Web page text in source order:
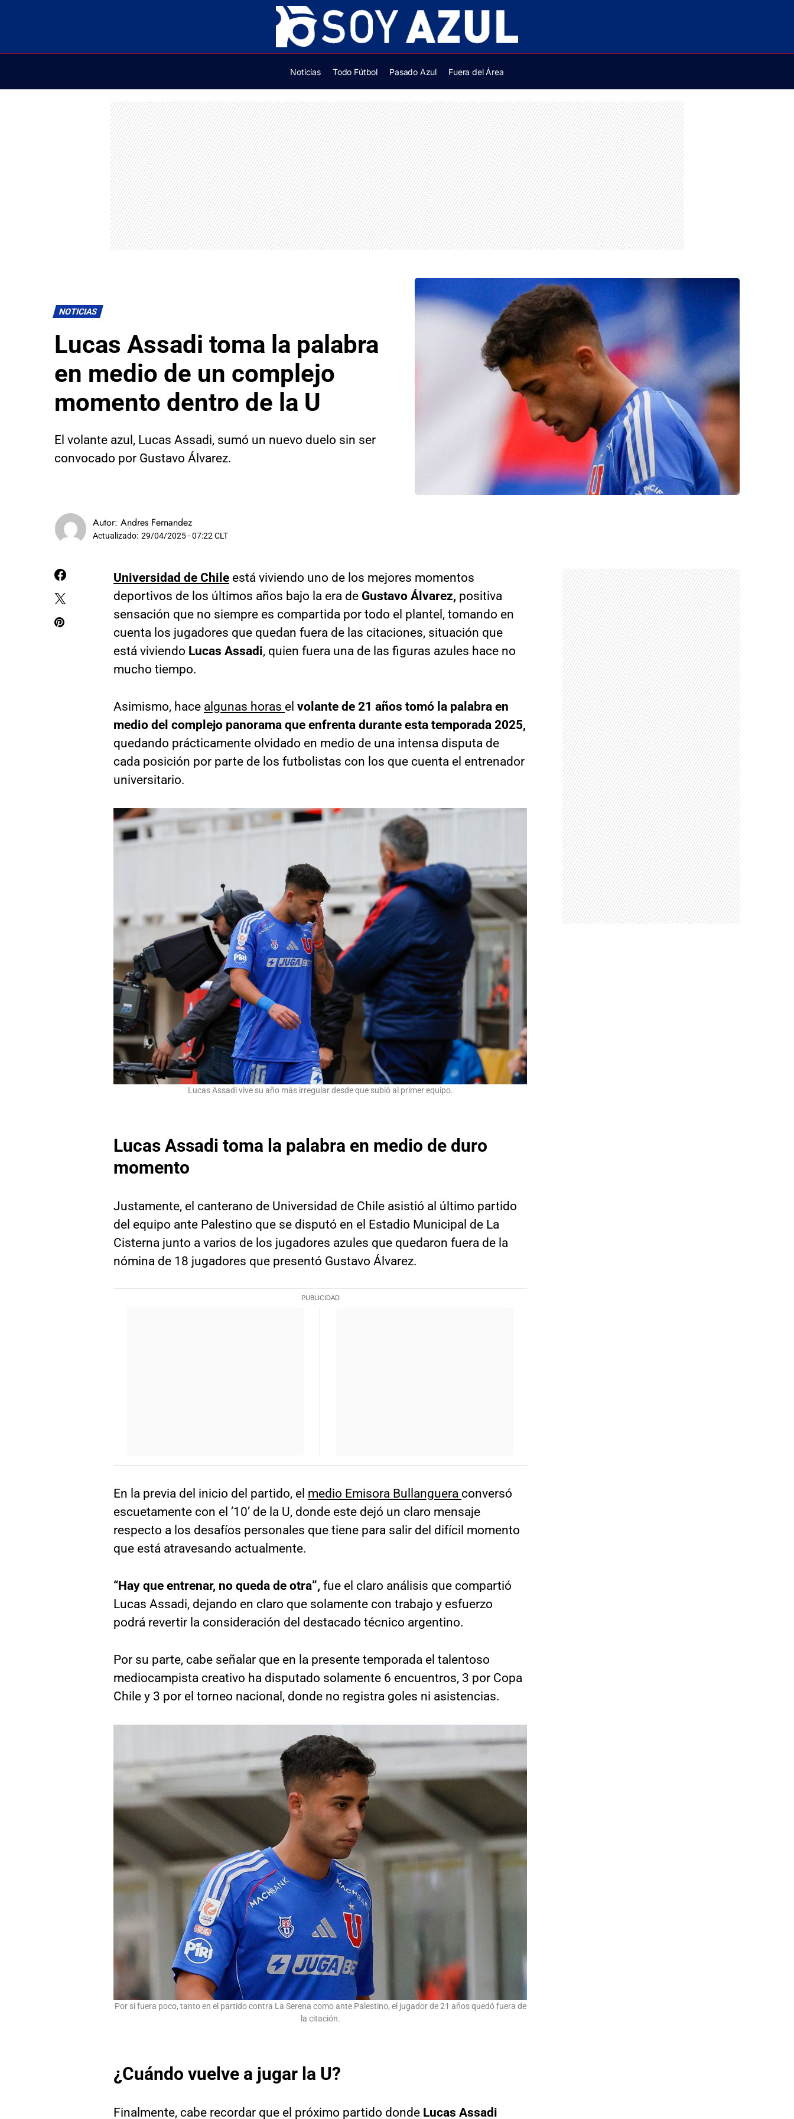
Noticias Todo Fútbol Pasado Azul Fuera del Área
NOTICIAS
Lucas Assadi toma la palabra
en medio de un complejo
momento dentro de la U
El volante azul, Lucas Assadi, sumó un nuevo duelo sin ser
convocado por Gustavo Álvarez.
Autor: Andres Fernandez
Actualizado: 29/04/2025 - 07:22 CLT
Universidad de Chile está viviendo uno de los mejores momentos
deportivos de los últimos años bajo la era de Gustavo Álvarez, positiva
sensación que no siempre es compartida por todo el plantel, tomando en
cuenta los jugadores que quedan fuera de las citaciones, situación que
está viviendo Lucas Assadi, quien fuera una de las figuras azules hace no
mucho tiempo.
Asimismo, hace algunas horas el volante de 21 años tomó la palabra en
medio del complejo panorama que enfrenta durante esta temporada 2025,
quedando prácticamente olvidado en medio de una intensa disputa de
cada posición por parte de los futbolistas con los que cuenta el entrenador
universitario.
Lucas Assadi vive su año más irregular desde que subió al primer equipo.
Lucas Assadi toma la palabra en medio de duro
momento
Justamente, el canterano de Universidad de Chile asistió al último partido
del equipo ante Palestino que se disputó en el Estadio Municipal de La
Cisterna junto a varios de los jugadores azules que quedaron fuera de la
nómina de 18 jugadores que presentó Gustavo Álvarez.
En la previa del inicio del partido, el medio Emisora Bullanguera conversó
escuetamente con el ’10’ de la U, donde este dejó un claro mensaje
respecto a los desafíos personales que tiene para salir del difícil momento
que está atravesando actualmente.
“Hay que entrenar, no queda de otra”, fue el claro análisis que compartió
Lucas Assadi, dejando en claro que solamente con trabajo y esfuerzo
podrá revertir la consideración del destacado técnico argentino.
Por su parte, cabe señalar que en la presente temporada el talentoso
mediocampista creativo ha disputado solamente 6 encuentros, 3 por Copa
Chile y 3 por el torneo nacional, donde no registra goles ni asistencias.
Por si fuera poco, tanto en el partido contra La Serena como ante Palestino, el jugador de 21 años quedó fuera de
la citación.
¿Cuándo vuelve a jugar la U?
Finalmente, cabe recordar que el próximo partido donde Lucas Assadi